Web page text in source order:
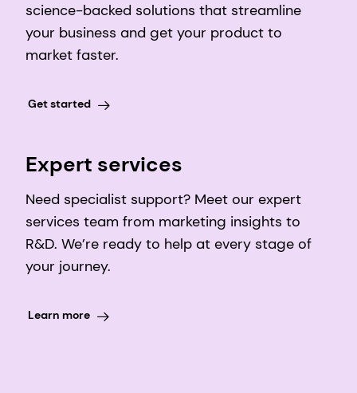
science-backed solutions that streamline
your business and get your product to
market faster.
Get started
Expert services
Need specialist support? Meet our expert
services team from marketing insights to
R&D. We’re ready to help at every stage of
your journey.
Learn more